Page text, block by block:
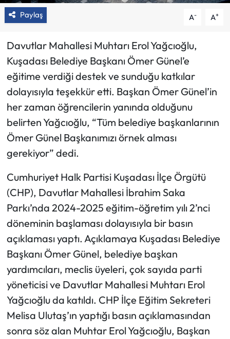
Paylaş A- A+
Davutlar Mahallesi Muhtarı Erol Yağcıoğlu,
Kuşadası Belediye Başkanı Ömer Günel’e
eğitime verdiği destek ve sunduğu katkılar
dolayısıyla teşekkür etti. Başkan Ömer Günel’in
her zaman öğrencilerin yanında olduğunu
belirten Yağcıoğlu, “Tüm belediye başkanlarının
Ömer Günel Başkanımızı örnek alması
gerekiyor” dedi.
Cumhuriyet Halk Partisi Kuşadası İlçe Örgütü
(CHP), Davutlar Mahallesi İbrahim Saka
Parkı’nda 2024-2025 eğitim-öğretim yılı 2’nci
döneminin başlaması dolayısıyla bir basın
açıklaması yaptı. Açıklamaya Kuşadası Belediye
Başkanı Ömer Günel, belediye başkan
yardımcıları, meclis üyeleri, çok sayıda parti
yöneticisi ve Davutlar Mahallesi Muhtarı Erol
Yağcıoğlu da katıldı. CHP İlçe Eğitim Sekreteri
Melisa Ulutaş’ın yaptığı basın açıklamasından
sonra söz alan Muhtar Erol Yağcıoğlu, Başkan